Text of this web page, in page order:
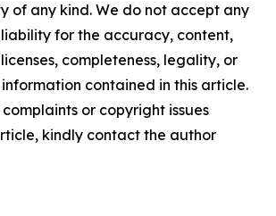
of any kind. We do not accept any
for the accuracy, content,
completeness, legality, or
contained in this article.
or copyright issues
kindly contact the author